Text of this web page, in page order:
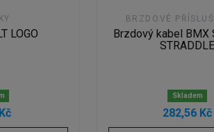
LOGO
BRZDOVÉ
Brzdový kabel BMX
STRADDLE
Skladem
282,56 Kč